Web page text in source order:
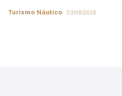
Turismo Náutico 03/08/2026